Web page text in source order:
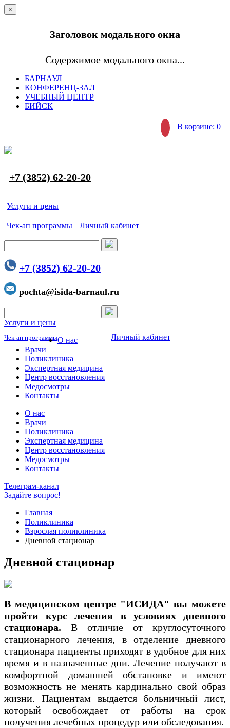
×
Заголовок модального окна
Содержимое модального окна...
БАРНАУЛ
КОНФЕРЕНЦ-ЗАЛ
УЧЕБНЫЙ ЦЕНТР
БИЙСК
В корзине: 0
+7 (3852) 62-20-20
Услуги и цены
Чек-ап программы Личный кабинет
+7 (3852) 62-20-20
pochta@isida-barnaul.ru
Услуги и цены
Чек-ап программы Личный кабинет
О нас
Врачи
Поликлиника
Экспертная медицина
Центр восстановления
Медосмотры
Контакты
О нас
Врачи
Поликлиника
Экспертная медицина
Центр восстановления
Медосмотры
Контакты
Телеграм-канал
Задайте вопрос!
Главная
Поликлиника
Взрослая поликлиника
Дневной стационар
Дневной стационар
В медицинском центре "ИСИДА" вы можете
пройти курс лечения в условиях дневного
стационара. В отличие от круглосуточного
стационарного лечения, в отделение дневного
стационара пациенты приходят в удобное для них
время и в назначенные дни. Лечение получают в
комфортной домашней обстановке и имеют
возможность не менять кардинально свой образ
жизни. Пациентам выдается больничный лист,
который освобождает от работы на срок
получения лечебных процедур или обследования.